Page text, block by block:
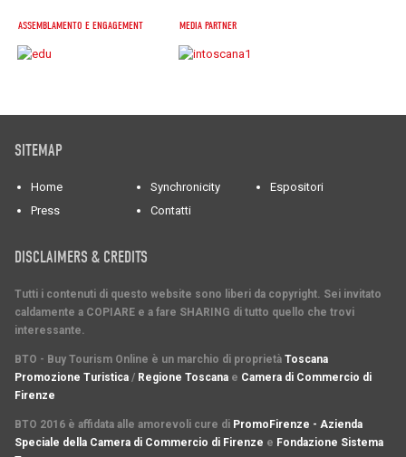
ASSEMBLAMENTO E ENGAGEMENT MEDIA PARTNER
SITEMAP
Home Synchronicity
Espositori
Press
Contatti
DISCLAIMERS & CREDITS
Tutti i contenuti di questo website sono liberi da copyright. Sei invitato
caldamente a COPIARE e a fare SHARING di tutto quello che trovi
interessante.
BTO - Buy Tourism Online è un marchio di proprietà Toscana
Promozione Turistica / Regione Toscana e Camera di Commercio di
Firenze
BTO 2016 è affidata alle amorevoli cure di PromoFirenze - Azienda
Speciale della Camera di Commercio di Firenze e Fondazione Sistema